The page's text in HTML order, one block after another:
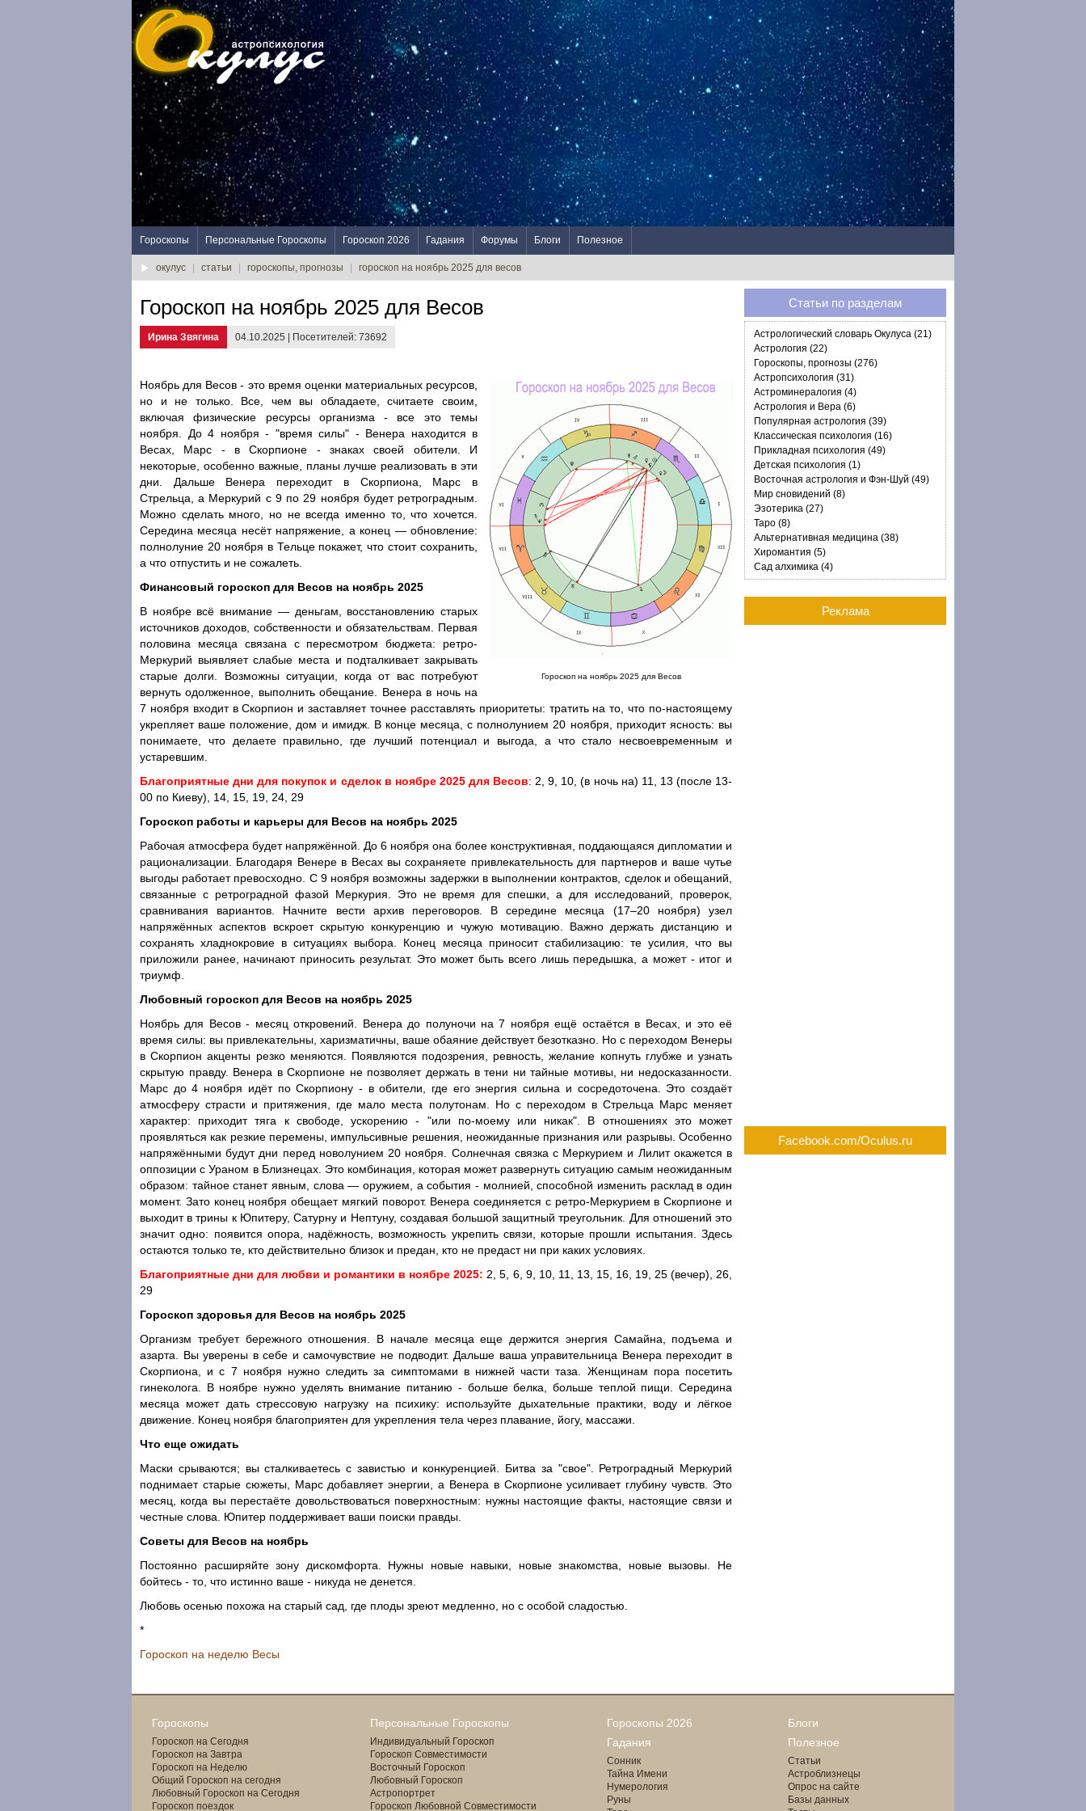
Гороскопы Персональные Гороскопы Гороскоп 2026 Гадания Форумы Блоги Полезное
окулус статьи гороскопы, прогнозы гороскоп на ноябрь 2025 для весов
Гороскоп на ноябрь 2025 для Весов
Ирина Звягина 04.10.2025 | Посетителей: 73692
Гороскоп на ноябрь 2025 для Весов
Ноябрь для Весов - это время оценки материальных ресурсов,
но и не только. Все, чем вы обладаете, считаете своим,
включая физические ресурсы организма - все это темы
ноября. До 4 ноября - "время силы" - Венера находится в
Весах, Марс - в Скорпионе - знаках своей обители. И
некоторые, особенно важные, планы лучше реализовать в эти
дни. Дальше Венера переходит в Скорпиона, Марс в
Стрельца, а Меркурий с 9 по 29 ноября будет ретроградным.
Можно сделать много, но не всегда именно то, что хочется.
Середина месяца несёт напряжение, а конец — обновление:
полнолуние 20 ноября в Тельце покажет, что стоит сохранить,
а что отпустить и не сожалеть.
Финансовый гороскоп для Весов на ноябрь 2025
В ноябре всё внимание — деньгам, восстановлению старых
источников доходов, собственности и обязательствам. Первая
половина месяца связана с пересмотром бюджета: ретро-
Меркурий выявляет слабые места и подталкивает закрывать
старые долги. Возможны ситуации, когда от вас потребуют
вернуть одолженное, выполнить обещание. Венера в ночь на
7 ноября входит в Скорпион и заставляет точнее расставлять приоритеты: тратить на то, что по-настоящему
укрепляет ваше положение, дом и имидж. В конце месяца, с полнолунием 20 ноября, приходит ясность: вы
понимаете, что делаете правильно, где лучший потенциал и выгода, а что стало несвоевременным и
устаревшим.
Благоприятные дни для покупок и сделок в ноябре 2025 для Весов: 2, 9, 10, (в ночь на) 11, 13 (после 13-
00 по Киеву), 14, 15, 19, 24, 29
Гороскоп работы и карьеры для Весов на ноябрь 2025
Рабочая атмосфера будет напряжённой. До 6 ноября она более конструктивная, поддающаяся дипломатии и
рационализации. Благодаря Венере в Весах вы сохраняете привлекательность для партнеров и ваше чутье
выгоды работает превосходно. С 9 ноября возможны задержки в выполнении контрактов, сделок и обещаний,
связанные с ретроградной фазой Меркурия. Это не время для спешки, а для исследований, проверок,
сравнивания вариантов. Начните вести архив переговоров. В середине месяца (17–20 ноября) узел
напряжённых аспектов вскроет скрытую конкуренцию и чужую мотивацию. Важно держать дистанцию и
сохранять хладнокровие в ситуациях выбора. Конец месяца приносит стабилизацию: те усилия, что вы
приложили ранее, начинают приносить результат. Это может быть всего лишь передышка, а может - итог и
триумф.
Любовный гороскоп для Весов на ноябрь 2025
Ноябрь для Весов - месяц откровений. Венера до полуночи на 7 ноября ещё остаётся в Весах, и это её
время силы: вы привлекательны, харизматичны, ваше обаяние действует безотказно. Но с переходом Венеры
в Скорпион акценты резко меняются. Появляются подозрения, ревность, желание копнуть глубже и узнать
скрытую правду. Венера в Скорпионе не позволяет держать в тени ни тайные мотивы, ни недосказанности.
Марс до 4 ноября идёт по Скорпиону - в обители, где его энергия сильна и сосредоточена. Это создаёт
атмосферу страсти и притяжения, где мало места полутонам. Но с переходом в Стрельца Марс меняет
характер: приходит тяга к свободе, ускорению - "или по-моему или никак". В отношениях это может
проявляться как резкие перемены, импульсивные решения, неожиданные признания или разрывы. Особенно
напряжёнными будут дни перед новолунием 20 ноября. Солнечная связка с Меркурием и Лилит окажется в
оппозиции с Ураном в Близнецах. Это комбинация, которая может развернуть ситуацию самым неожиданным
образом: тайное станет явным, слова — оружием, а события - молнией, способной изменить расклад в один
момент. Зато конец ноября обещает мягкий поворот. Венера соединяется с ретро-Меркурием в Скорпионе и
выходит в трины к Юпитеру, Сатурну и Нептуну, создавая большой защитный треугольник. Для отношений это
значит одно: появится опора, надёжность, возможность укрепить связи, которые прошли испытания. Здесь
остаются только те, кто действительно близок и предан, кто не предаст ни при каких условиях.
Благоприятные дни для любви и романтики в ноябре 2025: 2, 5, 6, 9, 10, 11, 13, 15, 16, 19, 25 (вечер), 26,
29
Гороскоп здоровья для Весов на ноябрь 2025
Организм требует бережного отношения. В начале месяца еще держится энергия Самайна, подъема и
азарта. Вы уверены в себе и самочувствие не подводит. Дальше ваша управительница Венера переходит в
Скорпиона, и с 7 ноября нужно следить за симптомами в нижней части таза. Женщинам пора посетить
гинеколога. В ноябре нужно уделять внимание питанию - больше белка, больше теплой пищи. Середина
месяца может дать стрессовую нагрузку на психику: используйте дыхательные практики, воду и лёгкое
движение. Конец ноября благоприятен для укрепления тела через плавание, йогу, массажи.
Что еще ожидать
Маски срываются; вы сталкиваетесь с завистью и конкуренцией. Битва за "свое". Ретроградный Меркурий
поднимает старые сюжеты, Марс добавляет энергии, а Венера в Скорпионе усиливает глубину чувств. Это
месяц, когда вы перестаёте довольствоваться поверхностным: нужны настоящие факты, настоящие связи и
честные слова. Юпитер поддерживает ваши поиски правды.
Советы для Весов на ноябрь
Постоянно расширяйте зону дискомфорта. Нужны новые навыки, новые знакомства, новые вызовы. Не
бойтесь - то, что истинно ваше - никуда не денется.
Любовь осенью похожа на старый сад, где плоды зреют медленно, но с особой сладостью.
*
Гороскоп на неделю Весы
Статьи по разделам
Астрологический словарь Окулуса (21)
Астрология (22)
Гороскопы, прогнозы (276)
Астропсихология (31)
Астроминералогия (4)
Астрология и Вера (6)
Популярная астрология (39)
Классическая психология (16)
Прикладная психология (49)
Детская психология (1)
Восточная астрология и Фэн-Шуй (49)
Мир сновидений (8)
Эзотерика (27)
Таро (8)
Альтернативная медицина (38)
Хиромантия (5)
Сад алхимика (4)
Реклама
Facebook.com/Oculus.ru
Гороскопы
Гороскоп на Сегодня
Гороскоп на Завтра
Гороскоп на Неделю
Общий Гороскоп на сегодня
Любовный Гороскоп на Сегодня
Гороскоп поездок
Персональные Гороскопы
Индивидуальный Гороскоп
Гороскоп Совместимости
Восточный Гороскоп
Любовный Гороскоп
Астропортрет
Гороскоп Любовной Совместимости
Гороскопы 2026
Гадания
Сонник
Тайна Имени
Нумерология
Руны
Блоги
Полезное
Статьи
Астроблизнецы
Опрос на сайте
Базы данных